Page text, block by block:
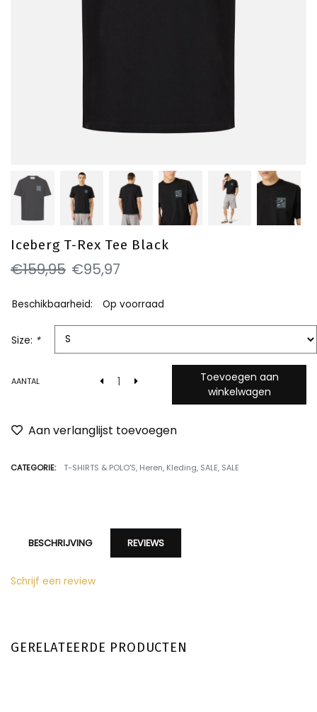
Iceberg T-Rex Tee Black
€159,95 €95,97
Beschikbaarheid: Op voorraad
Size: *
AANTAL
Toevoegen aan
winkelwagen
Aan verlanglijst toevoegen
CATEGORIE: T-SHIRTS & POLO'S, Heren, Kleding, SALE, SALE
BESCHRIJVING REVIEWS
Schrijf een review
GERELATEERDE PRODUCTEN